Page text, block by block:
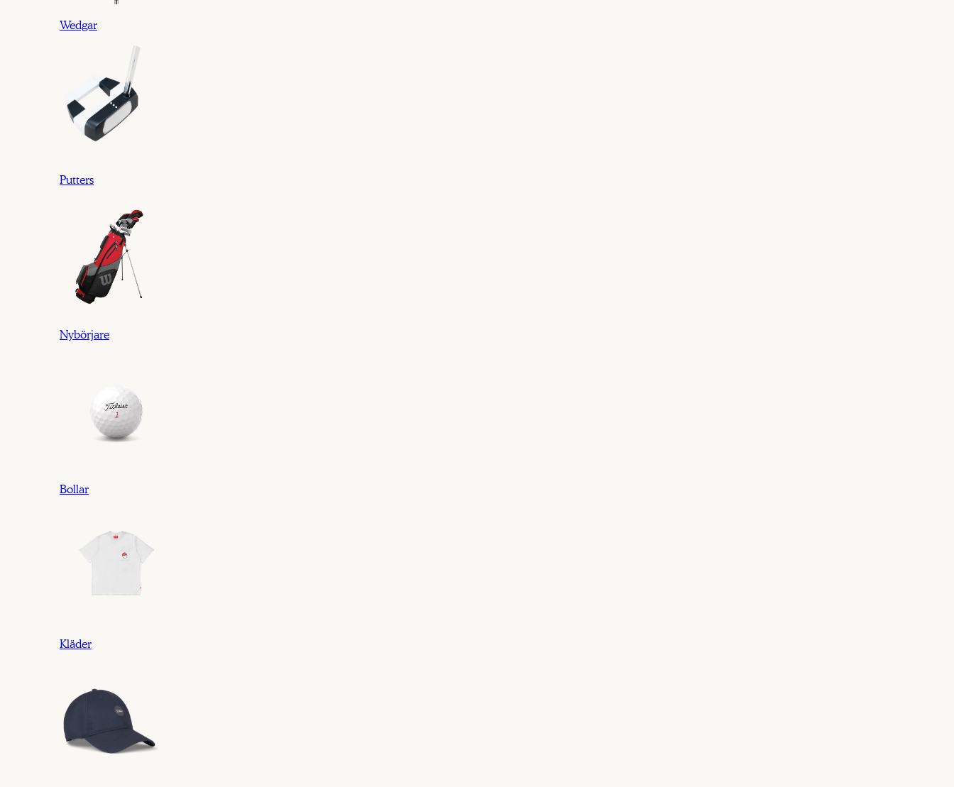
Wedgar
Putters
Nybörjare
Bollar
Kläder